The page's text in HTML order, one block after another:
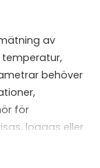
av
behöver
för
loggas eller